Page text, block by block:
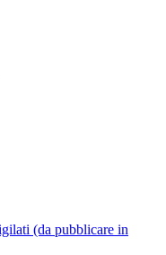
(da pubblicare in